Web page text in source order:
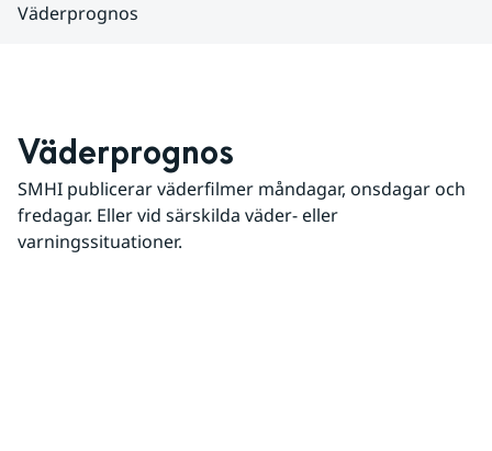
Väderprognos
Väderprognos
SMHI publicerar väderfilmer måndagar, onsdagar och
fredagar. Eller vid särskilda väder- eller
varningssituationer.